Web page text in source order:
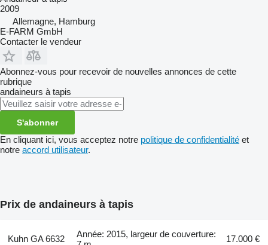
2009
Allemagne, Hamburg
E-FARM GmbH
Contacter le vendeur
Abonnez-vous pour recevoir de nouvelles annonces de cette
rubrique
andaineurs à tapis
S'abonner
En cliquant ici, vous acceptez notre politique de confidentialité et
notre accord utilisateur.
Prix de andaineurs à tapis
Kuhn GA 6632
Année: 2015, largeur de couverture:
17.000 €